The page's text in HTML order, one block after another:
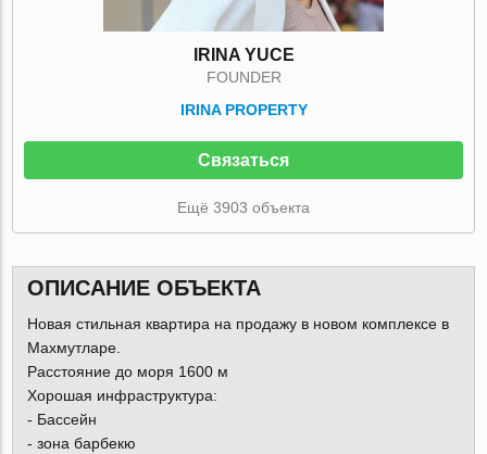
IRINA YUCE
FOUNDER
IRINA PROPERTY
Связаться
Ещё 3903 объекта
ОПИСАНИЕ ОБЪЕКТА
Новая стильная квартира на продажу в новом комплексе в
Махмутларе.
Расстояние до моря 1600 м
Хорошая инфраструктура:
- Бассейн
- зона барбекю